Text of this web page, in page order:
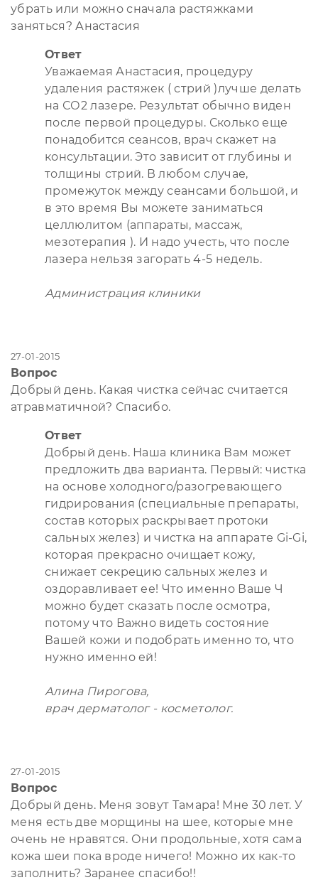
убрать или можно сначала растяжками
заняться? Анастасия
Ответ
Уважаемая Анастасия, процедуру
удаления растяжек ( стрий )лучше делать
на СО2 лазере. Результат обычно виден
после первой процедуры. Сколько еще
понадобится сеансов, врач скажет на
консультации. Это зависит от глубины и
толщины стрий. В любом случае,
промежуток между сеансами большой, и
в это время Вы можете заниматься
целлюлитом (аппараты, массаж,
мезотерапия ). И надо учесть, что после
лазера нельзя загорать 4-5 недель.
Администрация клиники
27-01-2015
Вопрос
Добрый день. Какая чистка сейчас считается
атравматичной? Спасибо.
Ответ
Добрый день. Наша клиника Вам может
предложить два варианта. Первый: чистка
на основе холодного/разогревающего
гидрирования (специальные препараты,
состав которых раскрывает протоки
сальных желез) и чистка на аппарате Gi-Gi,
которая прекрасно очищает кожу,
снижает секрецию сальных желез и
оздоравливает ее! Что именно Ваше Ч
можно будет сказать после осмотра,
потому что Важно видеть состояние
Вашей кожи и подобрать именно то, что
нужно именно ей!
Алина Пирогова,
врач дерматолог - косметолог.
27-01-2015
Вопрос
Добрый день. Меня зовут Тамара! Мне 30 лет. У
меня есть две морщины на шее, которые мне
очень не нравятся. Они продольные, хотя сама
кожа шеи пока вроде ничего! Можно их как-то
заполнить? Заранее спасибо!!